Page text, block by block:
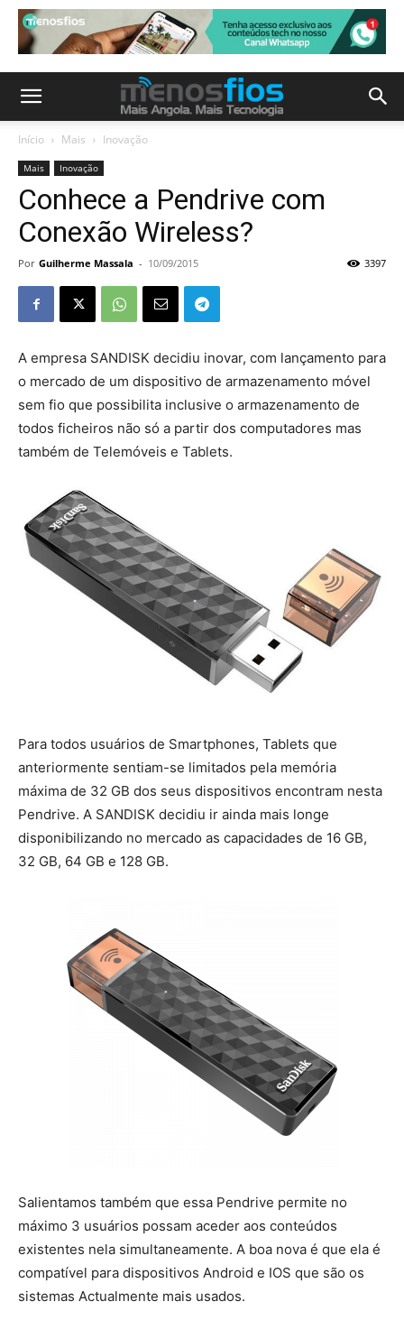
Início Mais Inovação
Mais Inovação
Conhece a Pendrive com
Conexão Wireless?
Por Guilherme Massala - 10/09/2015 3397
A empresa SANDISK decidiu inovar, com lançamento para
o mercado de um dispositivo de armazenamento móvel
sem fio que possibilita inclusive o armazenamento de
todos ficheiros não só a partir dos computadores mas
também de Telemóveis e Tablets.
Para todos usuários de Smartphones, Tablets que
anteriormente sentiam-se limitados pela memória
máxima de 32 GB dos seus dispositivos encontram nesta
Pendrive. A SANDISK decidiu ir ainda mais longe
disponibilizando no mercado as capacidades de 16 GB,
32 GB, 64 GB e 128 GB.
Salientamos também que essa Pendrive permite no
máximo 3 usuários possam aceder aos conteúdos
existentes nela simultaneamente. A boa nova é que ela é
compatível para dispositivos Android e IOS que são os
sistemas Actualmente mais usados.